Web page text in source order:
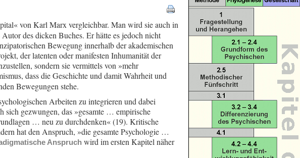
von Karl Marx vergleichbar. Man wird sie auch in
des dicken Buches. Er hätte es jedoch nicht
Bewegung innerhalb der akademischen
der latenten oder manifesten Inhumanität der
sondern sie vermittels von »mehr
dass die Geschichte und damit Wahrheit und
Bewegungen stehe.
Arbeiten zu integrieren und dabei
sich gezwungen, das »gesamte … empirische
… neu zu durchdenken« (19). Kritische
hat den Anspruch, »die gesamte Psychologie …
Anspruch wird im ersten Kapitel näher
Datenschutz und Cookies: Diese Website
verwendet Cookies. Wenn du die Website
weiterhin nutzt, stimmst du der
Verwendung von Cookies zu.
Weitere Informationen, beispielsweise zur
Kontrolle von Cookies, findest du hier:
Cookie-Richtlinie